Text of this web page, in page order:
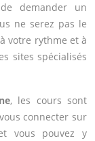
demander un
ne serez pas le
votre rythme et à
sites spécialisés
, les cours sont
connecter sur
vous pouvez y